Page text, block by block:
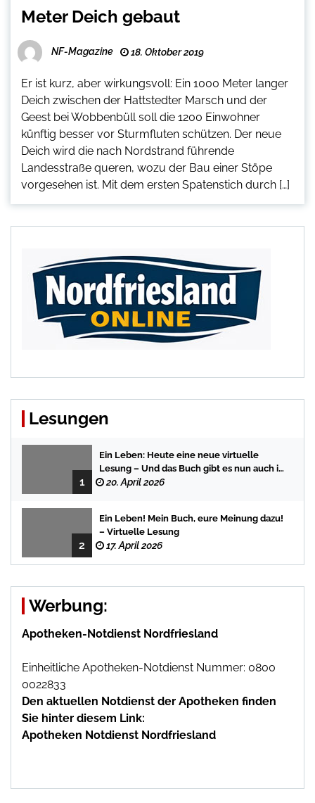
Meter Deich gebaut
NF-Magazine 18. Oktober 2019
Er ist kurz, aber wirkungsvoll: Ein 1000 Meter langer
Deich zwischen der Hattstedter Marsch und der
Geest bei Wobbenbüll soll die 1200 Einwohner
künftig besser vor Sturmfluten schützen. Der neue
Deich wird die nach Nordstrand führende
Landesstraße queren, wozu der Bau einer Stöpe
vorgesehen ist. Mit dem ersten Spatenstich durch […]
Lesungen
1
Ein Leben: Heute eine neue virtuelle
Lesung – Und das Buch gibt es nun auch in
der Bredstedter Stadtbuchhandlung
20. April 2026
2
Ein Leben! Mein Buch, eure Meinung dazu!
– Virtuelle Lesung
17. April 2026
Werbung:
Apotheken-Notdienst Nordfriesland
Einheitliche Apotheken-Notdienst Nummer: 0800
0022833
Den aktuellen Notdienst der Apotheken finden
Sie hinter diesem Link:
Apotheken Notdienst Nordfriesland